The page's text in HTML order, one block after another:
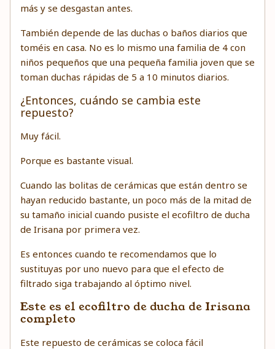
más y se desgastan antes.
También depende de las duchas o baños diarios que
toméis en casa. No es lo mismo una familia de 4 con
niños pequeños que una pequeña familia joven que se
toman duchas rápidas de 5 a 10 minutos diarios.
¿Entonces, cuándo se cambia este
repuesto?
Muy fácil.
Porque es bastante visual.
Cuando las bolitas de cerámicas que están dentro se
hayan reducido bastante, un poco más de la mitad de
su tamaño inicial cuando pusiste el ecofiltro de ducha
de Irisana por primera vez.
Es entonces cuando te recomendamos que lo
sustituyas por uno nuevo para que el efecto de
filtrado siga trabajando al óptimo nivel.
Este es el ecofiltro de ducha de Irisana
completo
Este repuesto de cerámicas se coloca fácil